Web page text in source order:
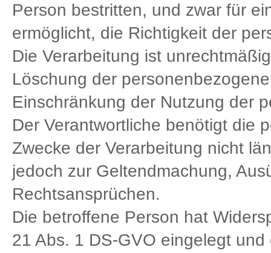
Person bestritten, und zwar für
ermöglicht, die Richtigkeit der
Die Verarbeitung ist
Löschung der
Einschränkung der Nutzung der
Der Verantwortliche benötigt die
Zwecke der Verarbeitung nicht
jedoch zur Geltendmachung,
Rechtsansprüchen.
Die betroffene Person hat
21 Abs. 1 DS-GVO eingelegt